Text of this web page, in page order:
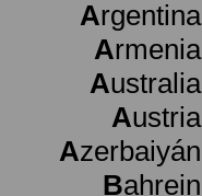
Argentina
Armenia
Australia
Austria
Azerbaiyán
Bahrein